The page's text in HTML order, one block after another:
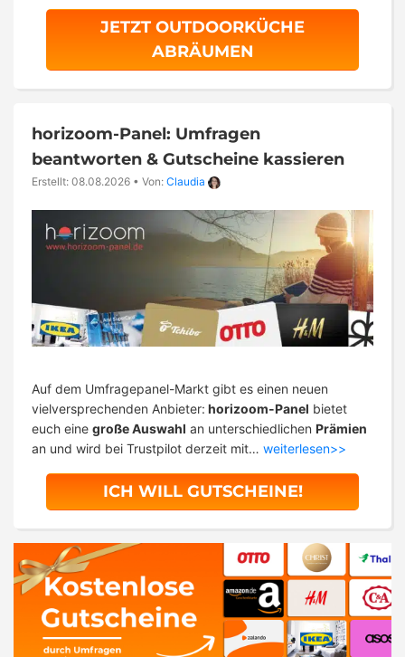
JETZT OUTDOORKÜCHE
ABRÄUMEN
horizoom-Panel: Umfragen
beantworten & Gutscheine kassieren
Erstellt: 08.08.2026 • Von: Claudia
Auf dem Umfragepanel-Markt gibt es einen neuen
vielversprechenden Anbieter: horizoom-Panel bietet
euch eine große Auswahl an unterschiedlichen Prämien
an und wird bei Trustpilot derzeit mit… weiterlesen>>
ICH WILL GUTSCHEINE!